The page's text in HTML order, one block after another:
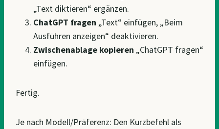
„Text diktieren“ ergänzen.
ChatGPT fragen „Text“ einfügen, „Beim
Ausführen anzeigen“ deaktivieren.
Zwischenablage kopieren „ChatGPT fragen“
einfügen.
Fertig.
Je nach Modell/Präferenz: Den Kurzbefehl als